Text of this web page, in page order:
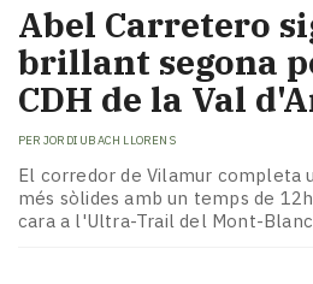
Abel Carretero
brillant segona
CDH de la Val
PER JORDI UBACH LLORENS
El corredor de Vilamur completa
més sòlides amb un temps de
cara a l'Ultra-Trail del Mont-Blanc